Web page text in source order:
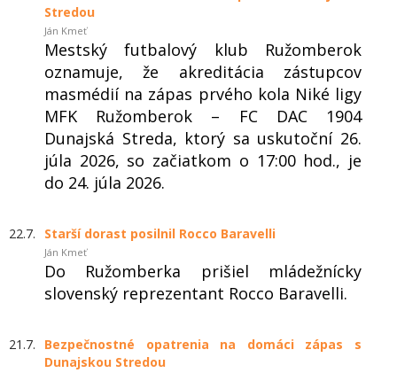
Stredou
Ján Kmeť
Mestský futbalový klub Ružomberok
oznamuje, že akreditácia zástupcov
masmédií na zápas prvého kola Niké ligy
MFK Ružomberok – FC DAC 1904
Dunajská Streda, ktorý sa uskutoční 26.
júla 2026, so začiatkom o 17:00 hod., je
do 24. júla 2026.
22.7. Starší dorast posilnil Rocco Baravelli
Ján Kmeť
Do Ružomberka prišiel mládežnícky
slovenský reprezentant Rocco Baravelli.
21.7.
Bezpečnostné opatrenia na domáci zápas s
Dunajskou Stredou